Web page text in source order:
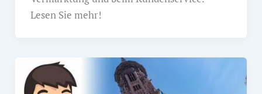
Lesen Sie mehr!